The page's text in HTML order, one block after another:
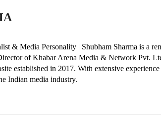
& Media Personality | Shubham Sharma is a
of Khabar Arena Media & Network Pvt.
established in 2017. With extensive
Indian media industry.